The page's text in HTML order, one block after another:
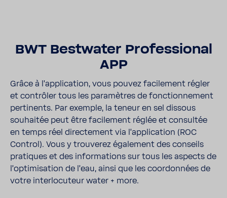
BWT Best­water Profes­sional
APP
Grâce à l'ap­pli­ca­tion, vous pouvez faci­le­ment régler
et contrôler tous les para­mètres de fonc­tion­ne­ment
perti­nents. Par exemple, la teneur en sel dissous
souhaitée peut être faci­le­ment réglée et consultée
en temps réel direc­te­ment via l'ap­pli­ca­tion (ROC
Control). Vous y trou­verez égale­ment des conseils
pratiques et des infor­ma­tions sur tous les aspects de
l'op­ti­mi­sa­tion de l'eau, ainsi que les coor­don­nées de
votre inter­lo­cu­teur water + more.